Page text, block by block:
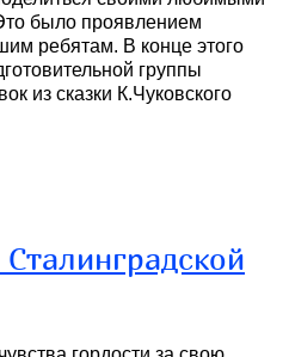
было проявлением
ребятам. В конце этого
группы
из сказки К.Чуковского